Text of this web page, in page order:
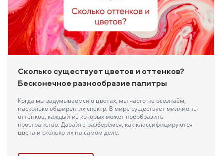
Сколько существует цветов и оттенков?
Бесконечное разнообразие палитры
Когда мы задумываемся о цветах, мы часто не осознаём,
насколько обширен их спектр. В мире существует миллионы
оттенков, каждый из которых может преобразить
пространство. Давайте разберёмся, как классифицируются
цвета и сколько их на самом деле.